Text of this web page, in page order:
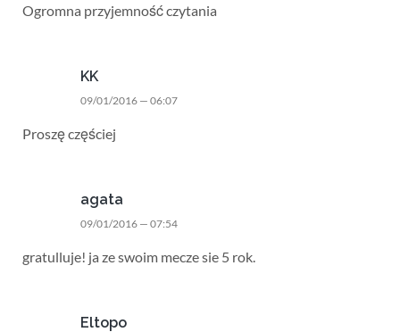
Ogromna przyjemność czytania
KK
09/01/2016 — 06:07
Proszę częściej
agata
09/01/2016 — 07:54
gratulluje! ja ze swoim mecze sie 5 rok.
Eltopo